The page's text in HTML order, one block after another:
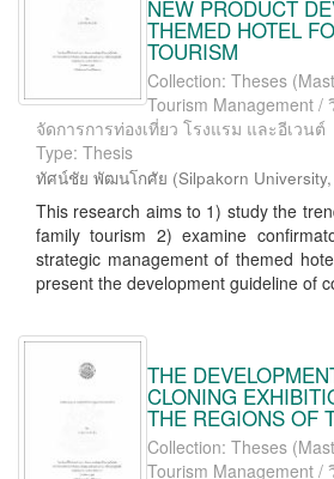
NEW PRODUCT
THEMED HOTEL
TOURISM
Collection: Theses
Tourism Management
จัดการการท่องเที่ยว โรงแรม และอีเวนต์
Type: Thesis
ทัศน์ชัย พัฒนโกศัย (Silpakorn University,
This research aims to 1) study the
family tourism 2) examine
strategic management of themed
present the development guideline of
THE
CLONING
THE REGIONS OF
Collection: Theses
Tourism Management